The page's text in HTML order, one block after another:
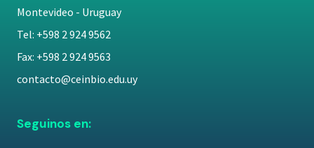
Montevideo - Uruguay
Tel: +598 2 924 9562
Fax: +598 2 924 9563
contacto@ceinbio.edu.uy
Seguinos en: